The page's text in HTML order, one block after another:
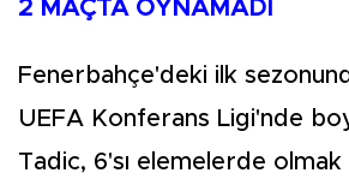
2 MAÇTA OYNAMADI
Fenerbahçe'deki ilk
UEFA Konferans Ligi'nde
Tadic, 6'sı elemelerde olmak